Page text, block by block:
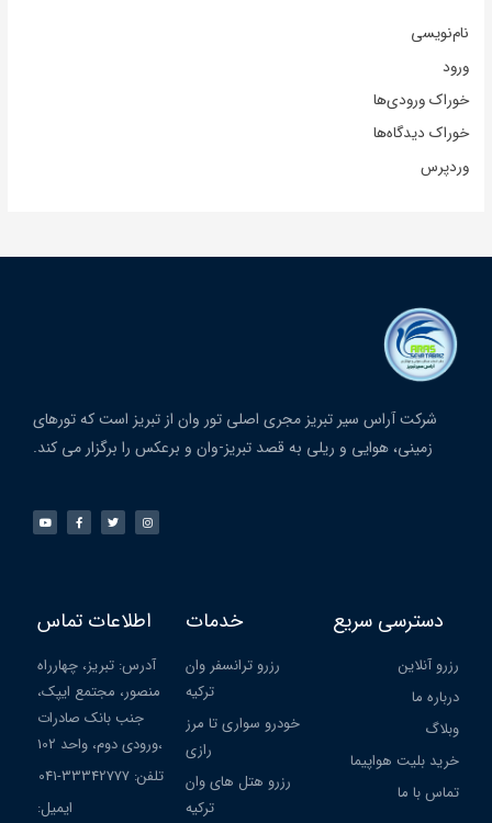
نام‌نویسی
ورود
خوراک ورودی‌ها
خوراک دیدگاه‌ها
وردپرس
شرکت آراس سیر تبریز مجری اصلی تور وان از تبریز است که تورهای
زمینی، هوایی و ریلی به قصد تبریز-وان و برعکس را برگزار می کند.
دسترسی سریع
رزرو آنلاین
درباره ما
وبلاگ
خرید بلیت هواپیما
تماس با ما
خدمات
رزرو ترانسفر وان
ترکیه
خودرو سواری تا مرز
رازی
رزرو هتل های وان
ترکیه
اطلاعات تماس
آدرس: تبریز، چهارراه
منصور، مجتمع ایپک،
جنب بانک صادرات
،ورودی دوم، واحد 102
تلفن: 33342777-041
ایمیل: